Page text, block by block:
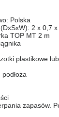
Polska
2 x 0,7 x
TOP MT 2 m
plastikowe
zapasów.